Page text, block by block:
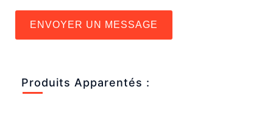
ENVOYER UN MESSAGE
Produits Apparentés :